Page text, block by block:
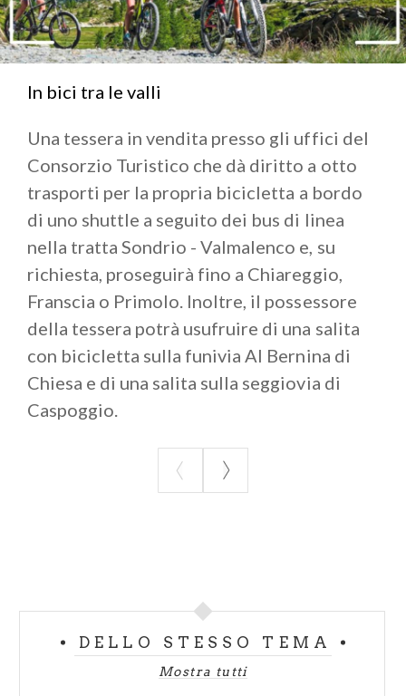
convenzionati su bici per adulti e ragazzi. Sentiero
Valtellina, Sentiero Rusca, ciclabili e trail della
Valmalenco permetteranno di scoprire un territorio
ricco di natura, eno-gastronomia e tante altre
In bici tra le valli
Una tessera in vendita presso gli uffici del
Consorzio Turistico che dà diritto a otto
trasporti per la propria bicicletta a bordo
di uno shuttle a seguito dei bus di linea
nella tratta Sondrio - Valmalenco e, su
richiesta, proseguirà fino a Chiareggio,
Franscia o Primolo. Inoltre, il possessore
della tessera potrà usufruire di una salita
con bicicletta sulla funivia Al Bernina di
Chiesa e di una salita sulla seggiovia di
Caspoggio.
DELLO STESSO TEMA
Mostra tutti